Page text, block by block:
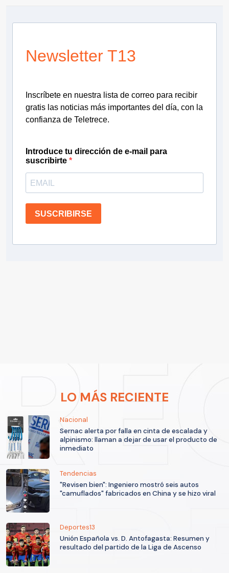
Newsletter T13
Inscríbete en nuestra lista de correo para recibir
gratis las noticias más importantes del día, con la
confianza de Teletrece.
Introduce tu dirección de e-mail para
suscribirte
SUSCRIBIRSE
LO MÁS RECIENTE
Nacional
Sernac alerta por falla en cinta de escalada y
alpinismo: llaman a dejar de usar el producto de
inmediato
Tendencias
"Revisen bien": Ingeniero mostró seis autos
"camuflados" fabricados en China y se hizo viral
Deportes13
Unión Española vs. D. Antofagasta: Resumen y
resultado del partido de la Liga de Ascenso